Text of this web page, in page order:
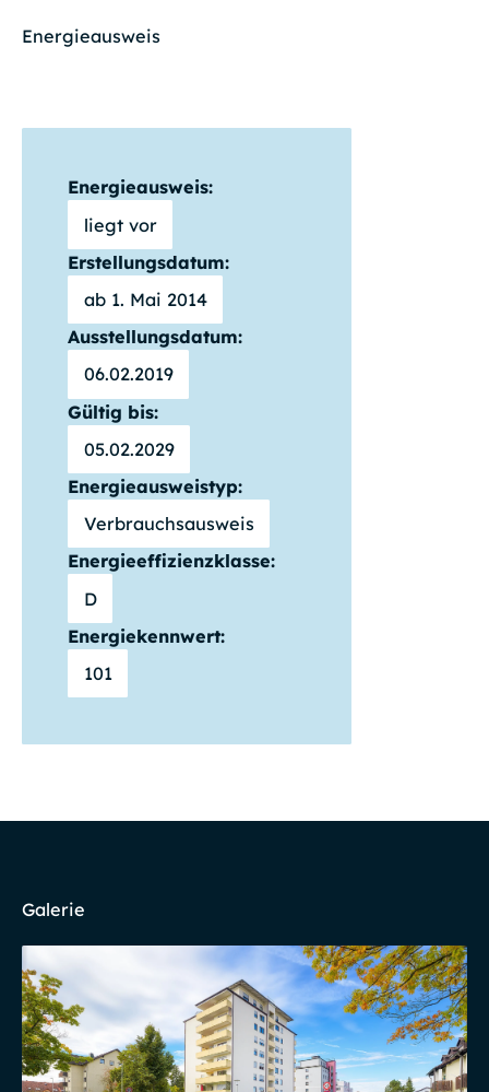
Energieausweis
Energieausweis:
liegt vor
Erstellungsdatum:
ab 1. Mai 2014
Ausstellungsdatum:
06.02.2019
Gültig bis:
05.02.2029
Energieausweistyp:
Verbrauchsausweis
Energieeffizienzklasse:
D
Energiekennwert:
101
Galerie